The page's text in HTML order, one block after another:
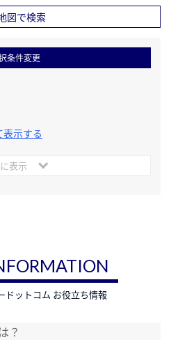
図で検索
条件変更
示する
表示
ドットコム お役立ち情報
？